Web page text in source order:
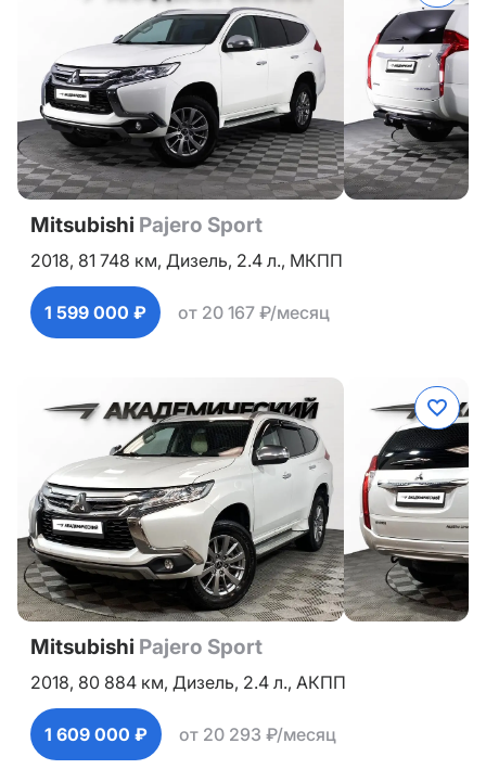
Mitsubishi Pajero Sport
2018, 81 748 км, Дизель, 2.4 л., МКПП
1 599 000 ₽ от 20 167 ₽/месяц
Mitsubishi Pajero Sport
2018, 80 884 км, Дизель, 2.4 л., АКПП
1 609 000 ₽ от 20 293 ₽/месяц